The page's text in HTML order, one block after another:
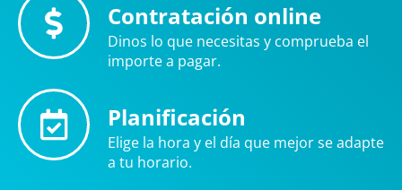
Contratación online
Dinos lo que necesitas y comprueba el
importe a pagar.
Planificación
Elige la hora y el día que mejor se adapte
a tu horario.